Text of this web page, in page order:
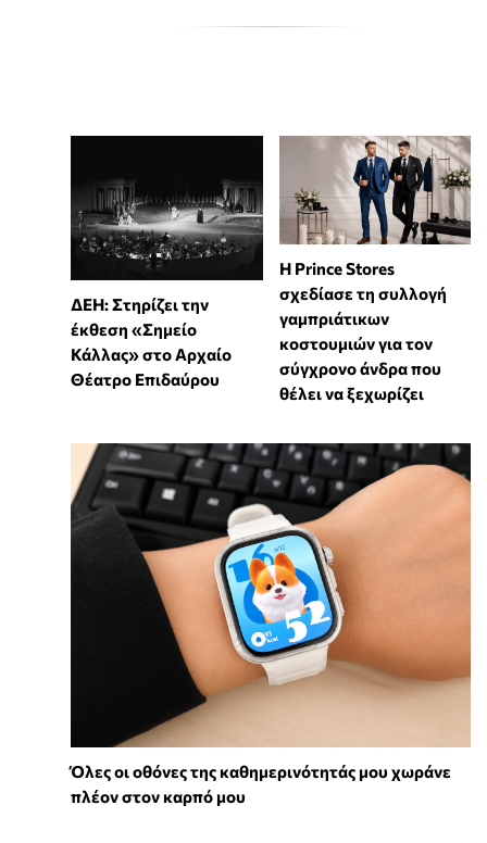
ΔΕΗ: Στηρίζει την
έκθεση «Σημείο
Κάλλας» στο Αρχαίο
Θέατρο Επιδαύρου
Η Prince Stores
σχεδίασε τη συλλογή
γαμπριάτικων
κοστουμιών για τον
σύγχρονο άνδρα που
θέλει να ξεχωρίζει
Όλες οι οθόνες της καθημερινότητάς μου χωράνε
πλέον στον καρπό μου